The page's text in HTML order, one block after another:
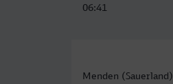
06:41
Menden (Sauerland)